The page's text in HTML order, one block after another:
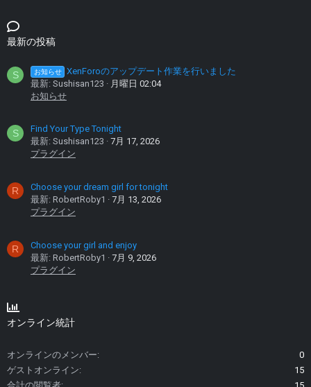
最新の投稿
S お知らせ XenForoのアップデート作業を行いました
最新: Sushisan123
月曜日 02:04
お知らせ
S
Find Your Type Tonight
最新: Sushisan123
7月 17, 2026
プラグイン
R
Choose your dream girl for tonight
最新: RobertRoby1
7月 13, 2026
プラグイン
R
Choose your girl and enjoy
最新: RobertRoby1
7月 9, 2026
プラグイン
オンライン統計
オンラインのメンバー
0
ゲストオンライン
15